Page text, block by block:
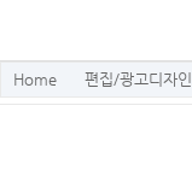
Home 편집/광고디자인